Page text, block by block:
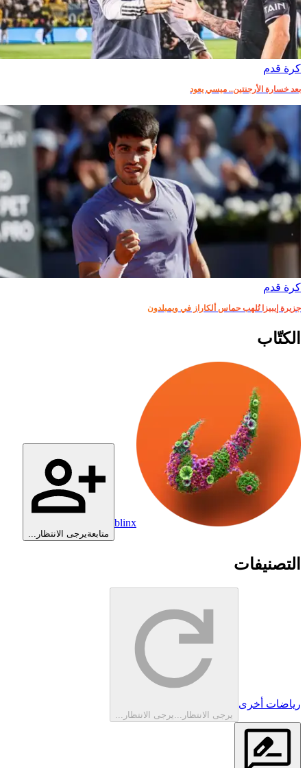
كرة قدم
بعد خسارة الأرجنتين.. ميسي يعود
كرة قدم
جزيرة إيبيزا تُلهب حماس ألكاراز في ويمبلدون
الكتّاب
blinx
متابعةيرجى الانتظار...
التصنيفات
رياضات أخرى
يرجى الانتظار... يرجى الانتظار...